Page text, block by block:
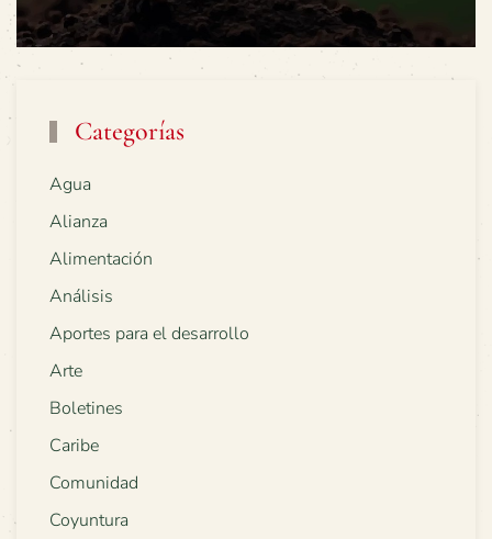
Categorías
Agua
Alianza
Alimentación
Análisis
Aportes para el desarrollo
Arte
Boletines
Caribe
Comunidad
Coyuntura